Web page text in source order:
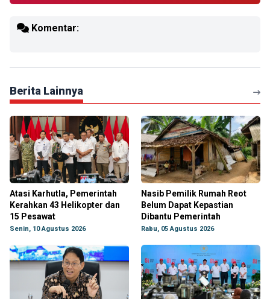
Komentar:
Berita Lainnya
Atasi Karhutla, Pemerintah
Kerahkan 43 Helikopter dan
15 Pesawat
Senin, 10 Agustus 2026
Nasib Pemilik Rumah Reot
Belum Dapat Kepastian
Dibantu Pemerintah
Rabu, 05 Agustus 2026